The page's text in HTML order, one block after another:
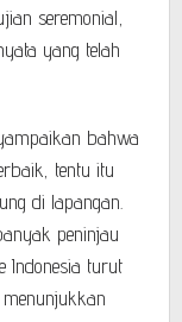
seremonial,
yang telah
bahwa
tentu itu
di lapangan.
peninjau
Indonesia turut